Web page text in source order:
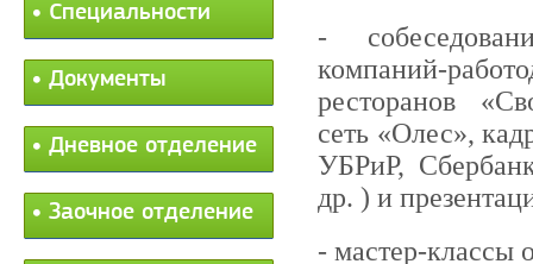
Специальности
Документы
Дневное отделение
Заочное отделение
-
компаний-
ресторанов
сеть «Олес»,
УБРиР,
др. ) и
- мастер-классы